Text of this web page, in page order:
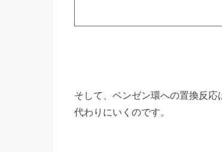
そして、ベンゼン環への置換反
代わりにいくのです。